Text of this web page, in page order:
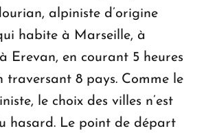
alpiniste d’origine
habite à Marseille, à
Erevan, en courant 5 heures
traversant 8 pays. Comme le
le choix des villes n’est
hasard. Le point de départ